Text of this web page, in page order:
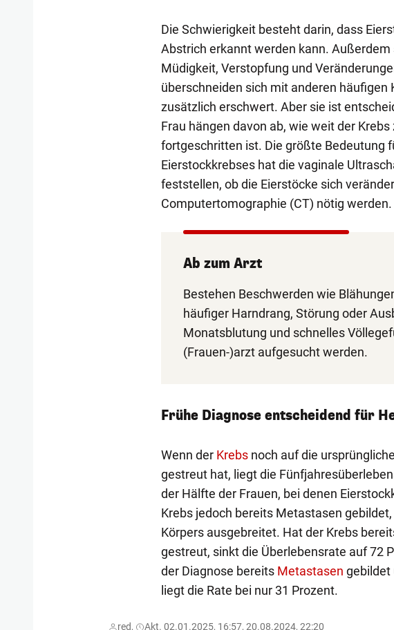
Die Schwierigkeit besteht darin, dass
Abstrich erkannt werden kann.
Müdigkeit, Verstopfung und
überschneiden sich mit anderen häufigen
zusätzlich erschwert. Aber sie ist
Frau hängen davon ab, wie weit der
fortgeschritten ist. Die größte Bedeutung
Eierstockkrebses hat die vaginale
feststellen, ob die Eierstöcke sich
Computertomographie (CT) nötig werden.
Ab zum Arzt
Bestehen Beschwerden wie
häufiger Harndrang, Störung oder
Monatsblutung und schnelles
(Frauen-)arzt aufgesucht werden.
Frühe Diagnose entscheidend für
Wenn der Krebsnoch auf die
gestreut hat, liegt die
der Hälfte der Frauen, bei denen
Krebs jedoch bereits Metastasen
Körpers ausgebreitet. Hat der Krebs
gestreut, sinkt die Überlebensrate auf 72
der Diagnose bereits Metastasen gebildet
liegt die Rate bei nur 31 Prozent.
red, Akt. 02.01.2025, 16:57, 20.08.2024, 22:20